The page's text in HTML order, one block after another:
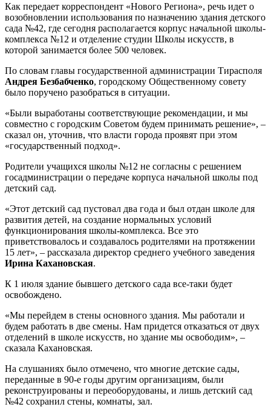
Как передает корреспондент «Нового Региона», речь идет о
возобновлении использования по назначению здания детского
сада №42, где сегодня располагается корпус начальной школы-
комплекса №12 и отделение студии Школы искусств, в
которой занимается более 500 человек.
По словам главы государственной администрации Тирасполя
Андрея Безбабченко, городскому Общественному совету
было поручено разобраться в ситуации.
«Были выработаны соответствующие рекомендации, и мы
совместно с городским Советом будем принимать решение», –
сказал он, уточнив, что власти города проявят при этом
«государственный подход».
Родители учащихся школы №12 не согласны с решением
госадминистрации о передаче корпуса начальной школы под
детский сад.
«Этот детский сад пустовал два года и был отдан школе для
развития детей, на создание нормальных условий
функционирования школы-комплекса. Все это
приветствовалось и создавалось родителями на протяжении
15 лет», – рассказала директор среднего учебного заведения
Ирина Кахановская.
К 1 июля здание бывшего детского сада все-таки будет
освобождено.
«Мы перейдем в стены основного здания. Мы работали и
будем работать в две смены. Нам придется отказаться от двух
отделений в школе искусств, но здание мы освободим», –
сказала Кахановская.
На слушаниях было отмечено, что многие детские сады,
переданные в 90-е годы другим организациям, были
реконструированы и переоборудованы, и лишь детский сад
№42 сохранил стены, комнаты, зал.